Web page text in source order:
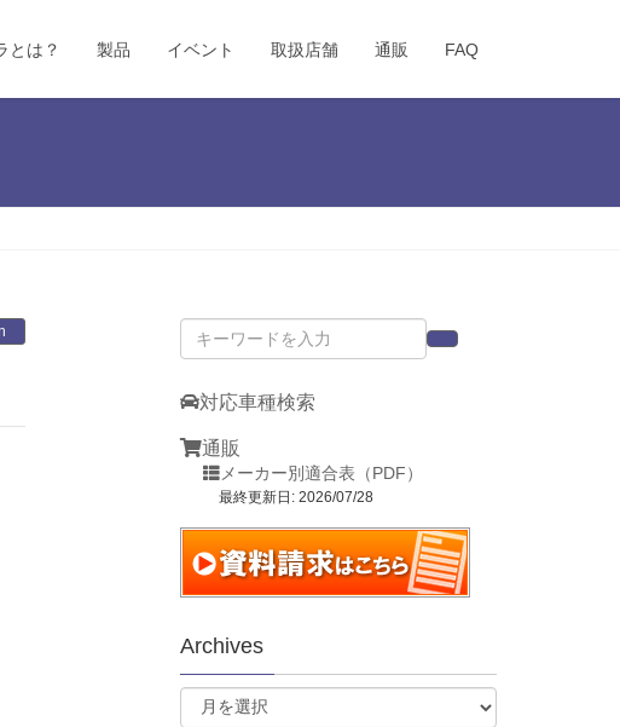
とは？ 製品 イベント 取扱店舗 通販 FAQ
対応車種検索
通販
メーカー別適合表（PDF）
最終更新日: 2026/07/28
Archives